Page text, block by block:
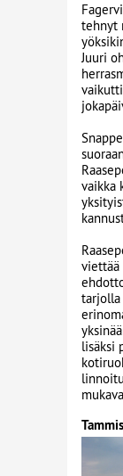
tehnyt
Juuri
vaikka
viettää
tarjolla
lisäksi